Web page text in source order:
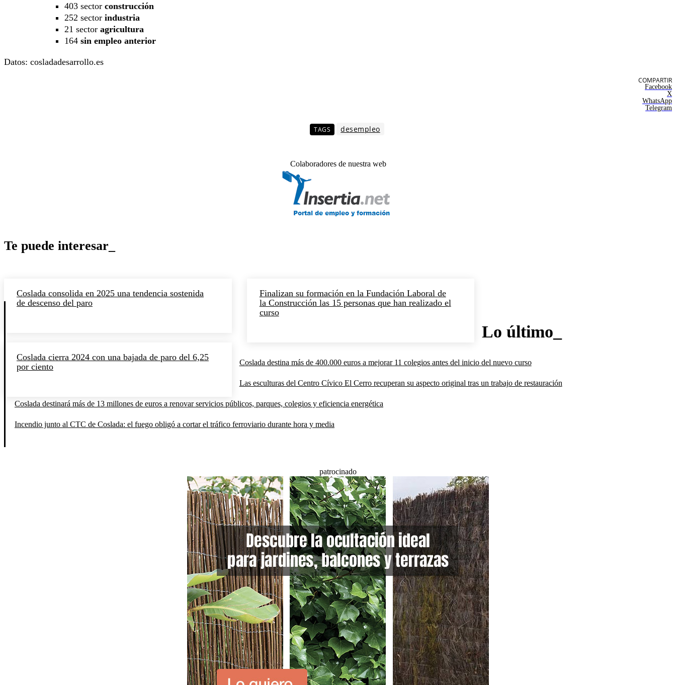
403 sector construcción
252 sector industria
21 sector agricultura
164 sin empleo anterior
Datos: cosladadesarrollo.es
COMPARTIR
Facebook
X
WhatsApp
Telegram
TAGS desempleo
Colaboradores de nuestra web
Te puede interesar_
Coslada consolida en 2025 una tendencia sostenida
de descenso del paro
Finalizan su formación en la Fundación Laboral de
la Construcción las 15 personas que han realizado el
curso
Coslada cierra 2024 con una bajada de paro del 6,25
por ciento
Lo último_
Coslada destina más de 400.000 euros a mejorar 11 colegios antes del inicio del nuevo curso
Las esculturas del Centro Cívico El Cerro recuperan su aspecto original tras un trabajo de restauración
Coslada destinará más de 13 millones de euros a renovar servicios públicos, parques, colegios y eficiencia energética
Incendio junto al CTC de Coslada: el fuego obligó a cortar el tráfico ferroviario durante hora y media
patrocinado